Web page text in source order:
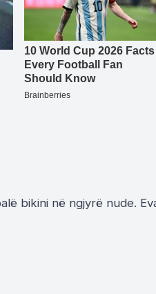
bikini në ngjyrë nude.